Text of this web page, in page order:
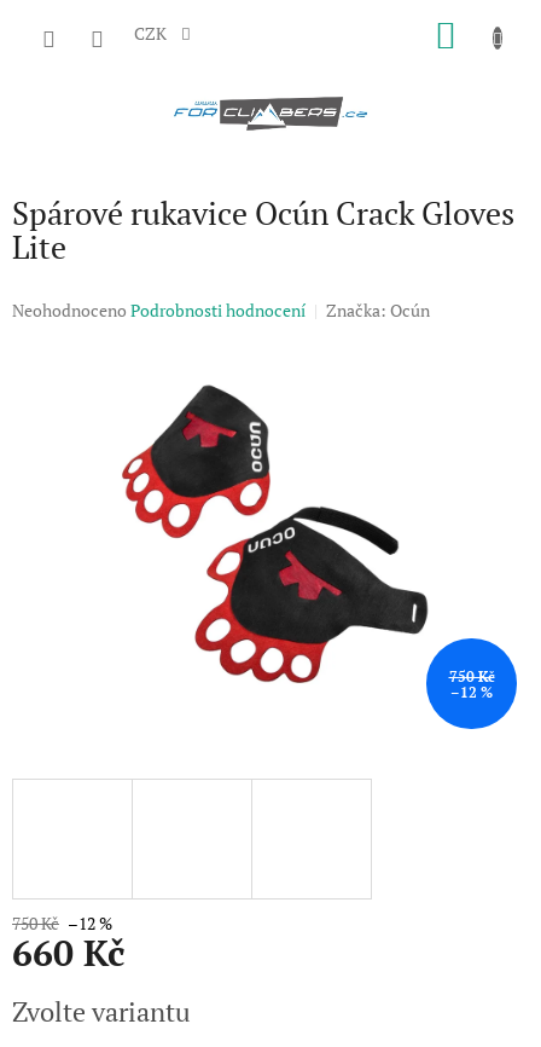
CZK
Spárové rukavice Ocún Crack Gloves
Lite
Průměrné
Neohodnoceno Podrobnosti hodnocení Značka: Ocún
750 Kč
–12 %
750 Kč –12 %
660 Kč
cena:
Zvolte variantu